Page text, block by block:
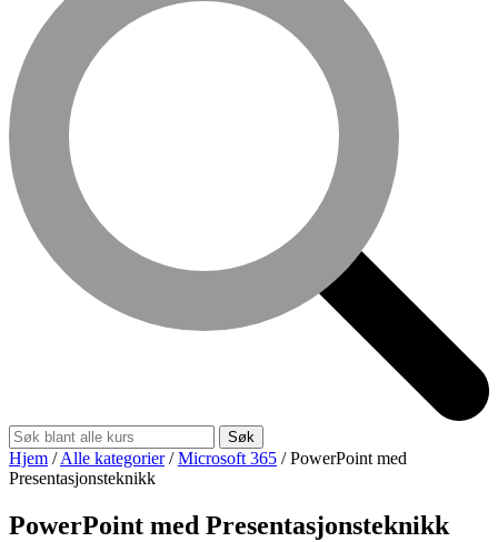
Søk
Hjem / Alle kategorier / Microsoft 365 / PowerPoint med
Presentasjonsteknikk
PowerPoint med Presentasjonsteknikk